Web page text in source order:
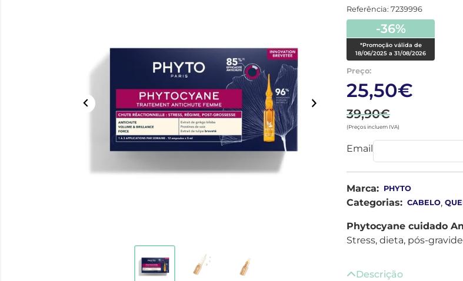
Referência: 7239996
-36%
*Promoção válida de
18/06/2025 a 31/08/2026
Preço:
25,50€
39,90€
(Preços incluem IVA)
Email
Marca: PHYTO
Categorias: CABELO,
Phytocyane cuidado
Stress, dieta, pós-
Descrição